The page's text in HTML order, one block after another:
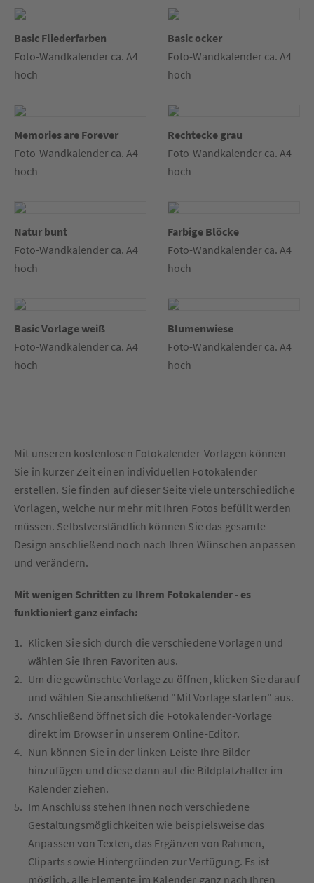
Basic Fliederfarben
Foto-Wandkalender ca. A4
hoch
Basic ocker
Foto-Wandkalender ca. A4
hoch
Memories are Forever
Foto-Wandkalender ca. A4
hoch
Rechtecke grau
Foto-Wandkalender ca. A4
hoch
Natur bunt
Foto-Wandkalender ca. A4
hoch
Farbige Blöcke
Foto-Wandkalender ca. A4
hoch
Basic Vorlage weiß
Foto-Wandkalender ca. A4
hoch
Blumenwiese
Foto-Wandkalender ca. A4
hoch
Mit unseren kostenlosen Fotokalender-Vorlagen können
Sie in kurzer Zeit einen individuellen Fotokalender
erstellen. Sie finden auf dieser Seite viele unterschiedliche
Vorlagen, welche nur mehr mit Ihren Fotos befüllt werden
müssen. Selbstverständlich können Sie das gesamte
Design anschließend noch nach Ihren Wünschen anpassen
und verändern.
Mit wenigen Schritten zu Ihrem Fotokalender - es
funktioniert ganz einfach:
Klicken Sie sich durch die verschiedene Vorlagen und
wählen Sie Ihren Favoriten aus.
Um die gewünschte Vorlage zu öffnen, klicken Sie darauf
und wählen Sie anschließend "Mit Vorlage starten" aus.
Anschließend öffnet sich die Fotokalender-Vorlage
direkt im Browser in unserem Online-Editor.
Nun können Sie in der linken Leiste Ihre Bilder
hinzufügen und diese dann auf die Bildplatzhalter im
Kalender ziehen.
Im Anschluss stehen Ihnen noch verschiedene
Gestaltungsmöglichkeiten wie beispielsweise das
Anpassen von Texten, das Ergänzen von Rahmen,
Cliparts sowie Hintergründen zur Verfügung. Es ist
möglich, alle Elemente im Kalender ganz nach Ihren